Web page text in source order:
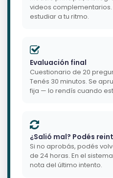
videos
estudiar a tu ritmo.
Evaluación final
Cuestionario de 20
Tenés 30 minutos. Se
fija — lo rendís cuando
¿Salió mal? Podés
Si no aprobás, podés
de 24 horas. En el
nota del último intento.